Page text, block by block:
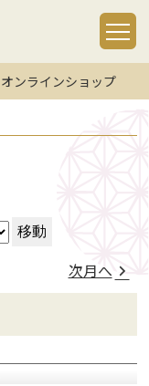
オンラインショップ
次月へ